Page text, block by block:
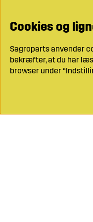
Cookies og
Sagroparts anvender
bekræfter, at du har
browser under